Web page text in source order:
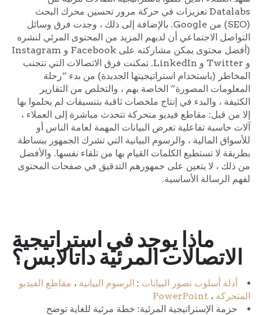
Datalabs تعزيزات في حركة مرور تحسين محرك البحث
(SEO) من Google. بالإضافة إلى ذلك ، وجدت فرق وسائل
التواصل الاجتماعي أن لديهم المزيد من المحتوى المرئي لنشره
(أفضل محتوى يمكن مشاركته على Facebook و Instagram
و Twitter و LinkedIn. تمكنت فرق الاتصالات التي تتجنب
المخاطر (باستخدام استراتيجيتها الجديدة) من بدء “رحلة
المعلومات المصورة” الخاصة بهم ، والتخلص من التقارير
الكثيفة ، والبدء في إنتاج ملخصات ثاقبة بتنسيقات لم يحلموا بها
إلا من قبل: مقاطع فيديو متحركة تتحدث مباشرة إلى العملاء ،
آلات حاسبة تفاعلية تعرض البيانات المهمة لعامة الناس أو
للأسواق المالية ، والرسوم البيانية التي تشرك الجمهور ببساطة
بطريقة لا تستطيع الكلمات القيام بها من تلقاء نفسها. والأفضل
من ذلك ، لا يتعين على جمهورهم التدقيق في صفحات المحتوى
لفهم الرسالة الأساسية.
ماذا يوجد في استراتيجية
الاتصالات المرئية داتالابس؟
أدلة أسلوب تصور البيانات : الرسوم البيانية ، مقاطع الفيديو
المتحركة ، PowerPoint
حزمة الإستراتيجية المرئية: خطة مرئية للغاية توضح